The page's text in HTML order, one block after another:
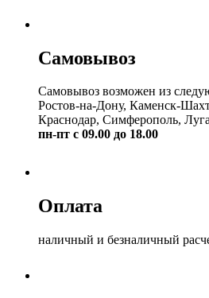
Самовывоз
Самовывоз возможен из
Ростов-на-Дону, Каменск-
Краснодар, Симферополь,
пн-пт с 09.00 до 18.00
Оплата
наличный и безналичный